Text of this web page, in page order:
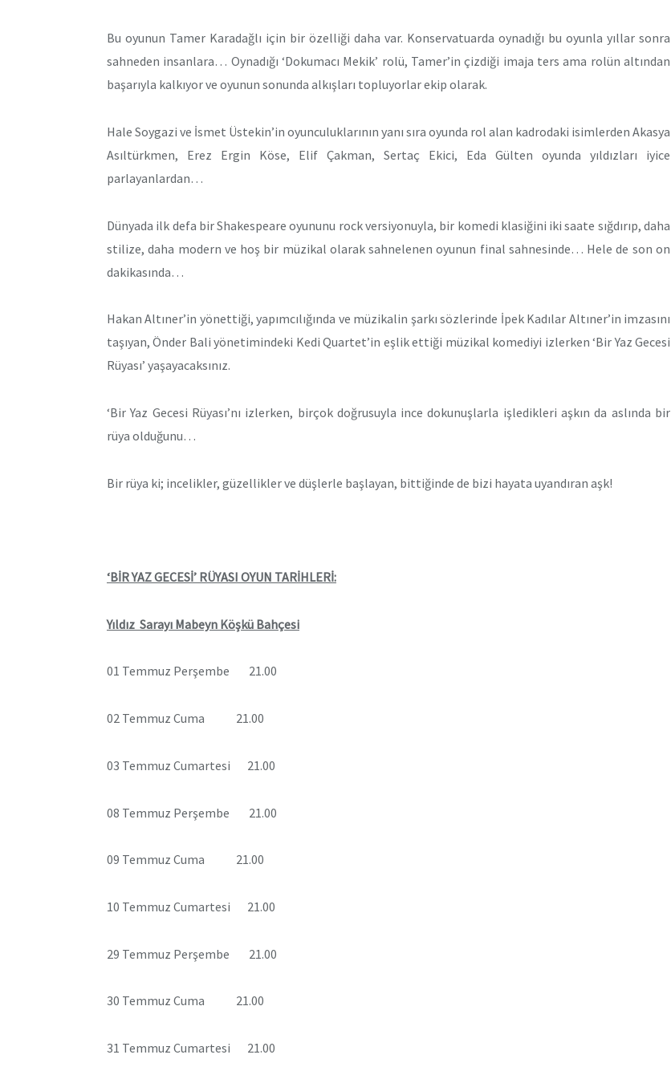
Bu oyunun Tamer Karadağlı için bir özelliği daha var. Konservatuarda oynadığı bu oyunla yıllar sonra
sahneden insanlara… Oynadığı ‘Dokumacı Mekik’ rolü, Tamer’in çizdiği imaja ters ama rolün altından
başarıyla kalkıyor ve oyunun sonunda alkışları topluyorlar ekip olarak.
Hale Soygazi ve İsmet Üstekin’in oyunculuklarının yanı sıra oyunda rol alan kadrodaki isimlerden Akasya
Asıltürkmen, Erez Ergin Köse, Elif Çakman, Sertaç Ekici, Eda Gülten oyunda yıldızları iyice
parlayanlardan…
Dünyada ilk defa bir Shakespeare oyununu rock versiyonuyla, bir komedi klasiğini iki saate sığdırıp, daha
stilize, daha modern ve hoş bir müzikal olarak sahnelenen oyunun final sahnesinde… Hele de son on
dakikasında…
Hakan Altıner’in yönettiği, yapımcılığında ve müzikalin şarkı sözlerinde İpek Kadılar Altıner’in imzasını
taşıyan, Önder Bali yönetimindeki Kedi Quartet’in eşlik ettiği müzikal komediyi izlerken ‘Bir Yaz Gecesi
Rüyası’ yaşayacaksınız.
‘Bir Yaz Gecesi Rüyası’nı izlerken, birçok doğrusuyla ince dokunuşlarla işledikleri aşkın da aslında bir
rüya olduğunu…
Bir rüya ki; incelikler, güzellikler ve düşlerle başlayan, bittiğinde de bizi hayata uyandıran aşk!
‘BİR YAZ GECESİ’ RÜYASI OYUN TARİHLERİ:
Yıldız Sarayı Mabeyn Köşkü Bahçesi
01 Temmuz Perşembe 21.00
02 Temmuz Cuma 21.00
03 Temmuz Cumartesi 21.00
08 Temmuz Perşembe 21.00
09 Temmuz Cuma 21.00
10 Temmuz Cumartesi 21.00
29 Temmuz Perşembe 21.00
30 Temmuz Cuma 21.00
31 Temmuz Cumartesi 21.00